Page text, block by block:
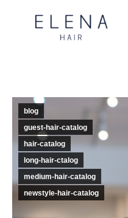
blog
guest-hair-catalog
hair-catalog
long-hair-ctalog
medium-hair-catalog
newstyle-hair-catalog